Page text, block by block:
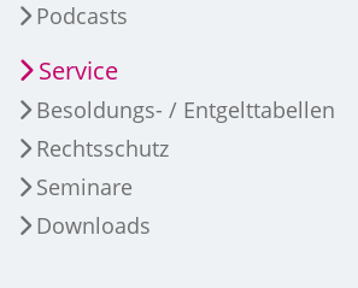
Podcasts
Service
Besoldungs- / Entgelttabellen
Rechtsschutz
Seminare
Downloads